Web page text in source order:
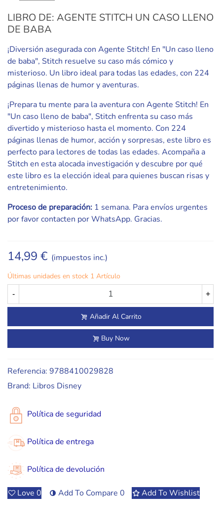
LIBRO DE: AGENTE STITCH UN CASO LLENO
DE BABA
¡Diversión asegurada con Agente Stitch! En "Un caso lleno
de baba", Stitch resuelve su caso más cómico y
misterioso. Un libro ideal para todas las edades, con 224
páginas llenas de humor y aventuras.
¡Prepara tu mente para la aventura con Agente Stitch! En
"Un caso lleno de baba", Stitch enfrenta su caso más
divertido y misterioso hasta el momento. Con 224
páginas llenas de humor, acción y sorpresas, este libro es
perfecto para lectores de todas las edades. Acompaña a
Stitch en esta alocada investigación y descubre por qué
este libro es la elección ideal para quienes buscan risas y
entretenimiento.
Proceso de preparación: 1 semana. Para envíos urgentes
por favor contacten por WhatsApp. Gracias.
14,99 € (impuestos inc.)
Últimas unidades en stock 1 Artículo
- +
Añadir Al Carrito
Buy Now
Referencia: 9788410029828
Brand: Libros Disney
Política de seguridad
Política de entrega
Política de devolución
Love 0 Add To Compare 0 Add To Wishlist